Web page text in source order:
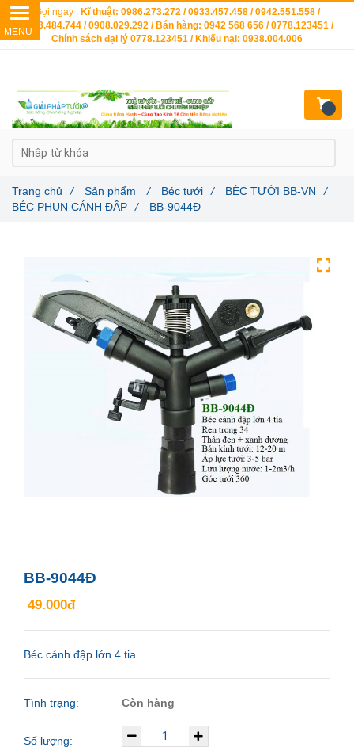
BB-9044Đ
49.000đ
Béc cánh đập lớn 4 tia
Tình trạng: Còn hàng
Số lượng:
Trang chủ / Sản phẩm / Béc tưới / BÉC TƯỚI BB-VN
/
BÉC PHUN CÁNH ĐẬP
/ BB-9044Đ
Gọi ngay : Kĩ thuật: 0986.273.272 / 0933.457.458 / 0942.551.558 /
0903.484.744 / 0908.029.292 / Bán hàng: 0942 568 656 / 0778.123451 /
Chính sách đại lý 0778.123451 / Khiếu nại: 0938.004.006